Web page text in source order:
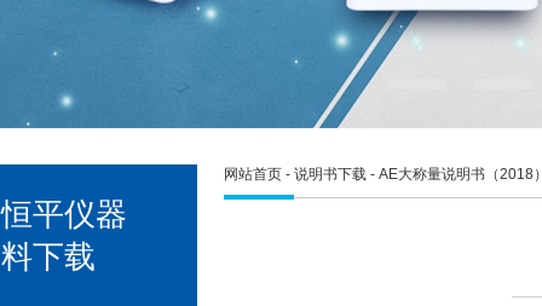
平仪器
下载
网站首页 - 说明书下载 - AE大称量说明书（2018